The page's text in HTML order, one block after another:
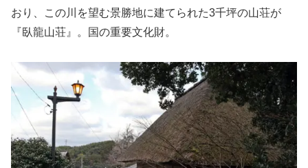
おり、この川を望む景勝地に建てられた3千坪の山荘が
『臥龍山荘』。国の重要文化財。